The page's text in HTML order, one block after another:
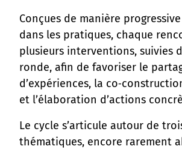
Conçues de manière
dans les pratiques, chaque
plusieurs interventions, suivies
ronde, afin de favoriser le
d’expériences, la
et l’élaboration d’actions
Le cycle s’articule autour de
thématiques, encore rarement